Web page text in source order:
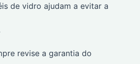
de vidro ajudam a evitar a
revise a garantia do